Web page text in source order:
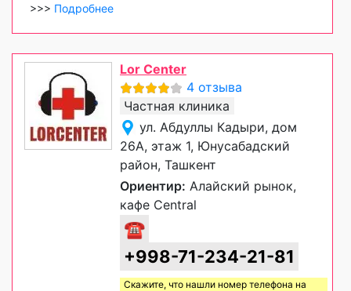
>>> Подробнее
Lor Center
4 отзыва
Частная клиника
ул. Абдуллы Кадыри, дом
26А, этаж 1, Юнусабадский
район, Ташкент
Ориентир: Алайский рынок,
кафе Central
☎
+998-71-234-21-81
Скажите, что нашли номер телефона на